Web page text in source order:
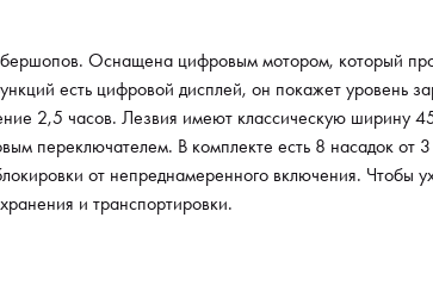
кейс для хранения и транспортировки.
Оснащена цифровым мотором, который
есть цифровой дисплей, он покажет уровень
2,5 часов. Лезвия имеют классическую ширину
переключателем. В комплекте есть 8 насадок от
от непреднамеренного включения. Чтобы
и транспортировки.